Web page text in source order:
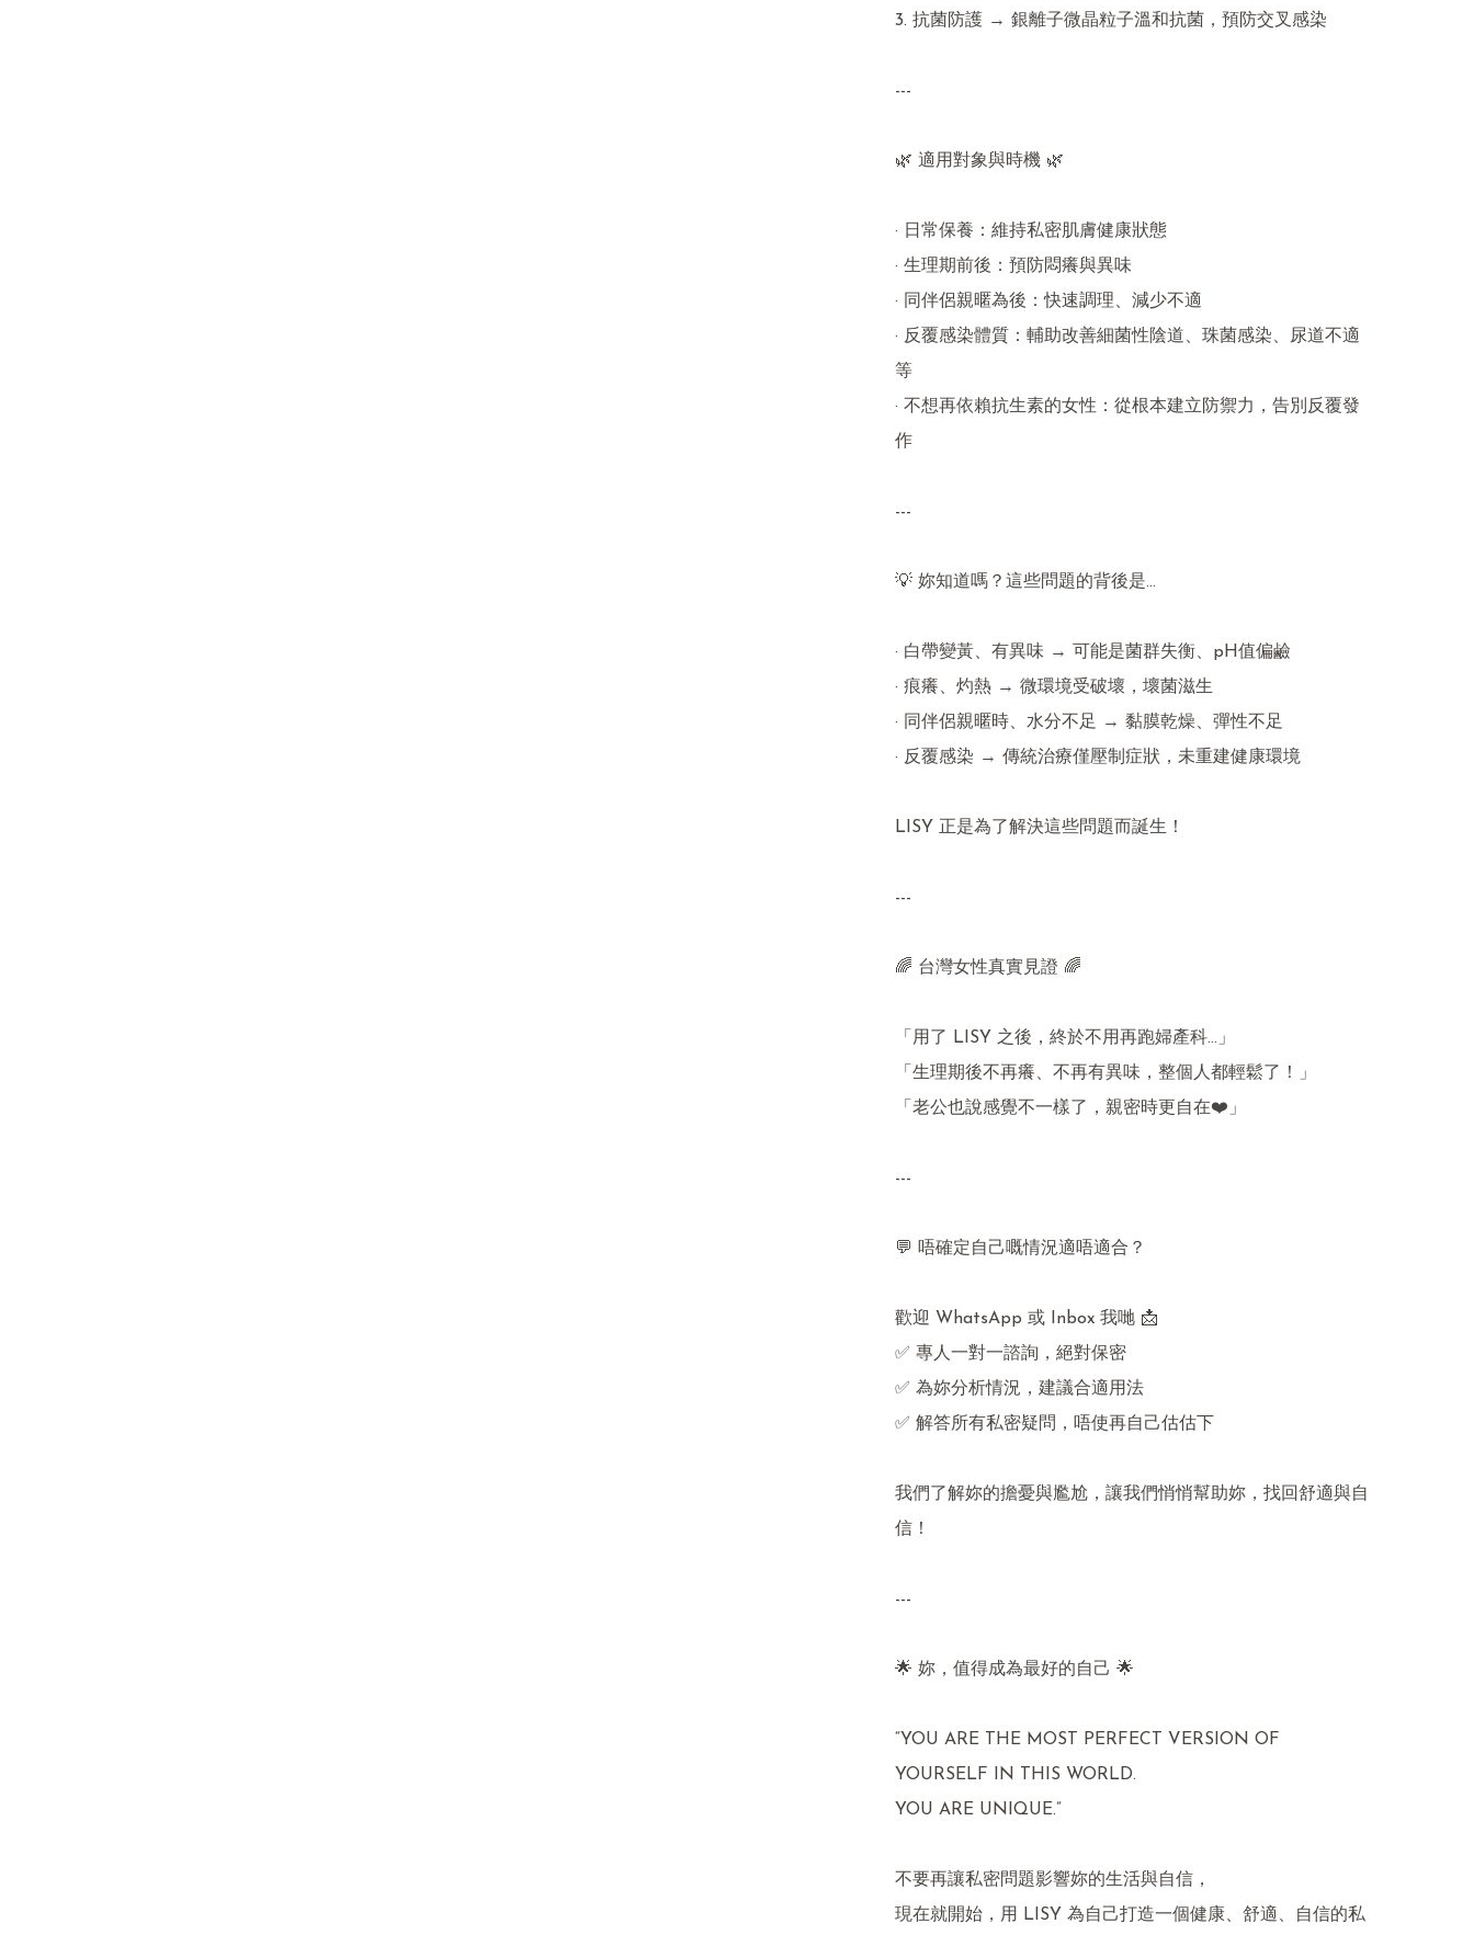
3. 抗菌防護 → 銀離子微晶粒子溫和抗菌，預防交叉感染
---
🌿 適用對象與時機 🌿
· 日常保養：維持私密肌膚健康狀態
· 生理期前後：預防悶癢與異味
· 同伴侶親暱為後：快速調理、減少不適
· 反覆感染體質：輔助改善細菌性陰道、珠菌感染、尿道不適
等
· 不想再依賴抗生素的女性：從根本建立防禦力，告別反覆發
作
---
💡 妳知道嗎？這些問題的背後是…
· 白帶變黃、有異味 → 可能是菌群失衡、pH值偏鹼
· 痕癢、灼熱 → 微環境受破壞，壞菌滋生
· 同伴侶親暱時、水分不足 → 黏膜乾燥、彈性不足
· 反覆感染 → 傳統治療僅壓制症狀，未重建健康環境
LISY 正是為了解決這些問題而誕生！
---
🌈 台灣女性真實見證 🌈
「用了 LISY 之後，終於不用再跑婦產科…」
「生理期後不再癢、不再有異味，整個人都輕鬆了！」
「老公也說感覺不一樣了，親密時更自在❤️」
---
💬 唔確定自己嘅情況適唔適合？
歡迎 WhatsApp 或 Inbox 我哋 📩
✅ 專人一對一諮詢，絕對保密
✅ 為妳分析情況，建議合適用法
✅ 解答所有私密疑問，唔使再自己估估下
我們了解妳的擔憂與尷尬，讓我們悄悄幫助妳，找回舒適與自
信！
---
🌟 妳，值得成為最好的自己 🌟
“YOU ARE THE MOST PERFECT VERSION OF
YOURSELF IN THIS WORLD.
YOU ARE UNIQUE.”
不要再讓私密問題影響妳的生活與自信，
現在就開始，用 LISY 為自己打造一個健康、舒適、自信的私